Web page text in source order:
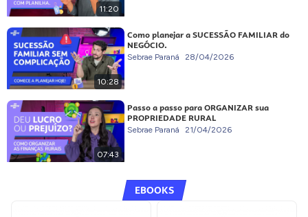
11:20
10:28
Como planejar a SUCESSÃO FAMILIAR do
NEGÓCIO.
Sebrae Paraná 28/04/2026
07:43
Passo a passo para ORGANIZAR sua
PROPRIEDADE RURAL
Sebrae Paraná 21/04/2026
EBOOKS